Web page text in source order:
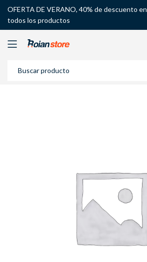
OFERTA DE VERANO, 40% de descuento en
todos los productos